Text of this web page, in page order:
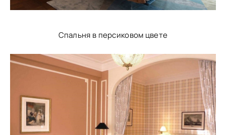
Спальня в персиковом цвете